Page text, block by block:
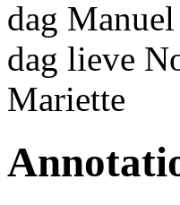
dag Manuel
dag lieve
Mariette